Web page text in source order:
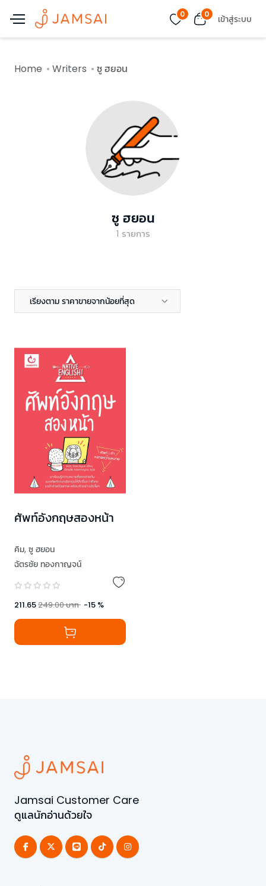
0 0 เข้าสู่ระบบ
Home Writers ซู ฮยอน
ซู ฮยอน
1 รายการ
เรียงตาม ราคาขายจากน้อยที่สุด
ศัพท์อังกฤษสองหน้า
คิม, ซู ฮยอน
ฉัตรชัย ทองกาญจน์
211.65249.00บาท -15 %
Jamsai Customer Care
ดูแลนักอ่านด้วยใจ